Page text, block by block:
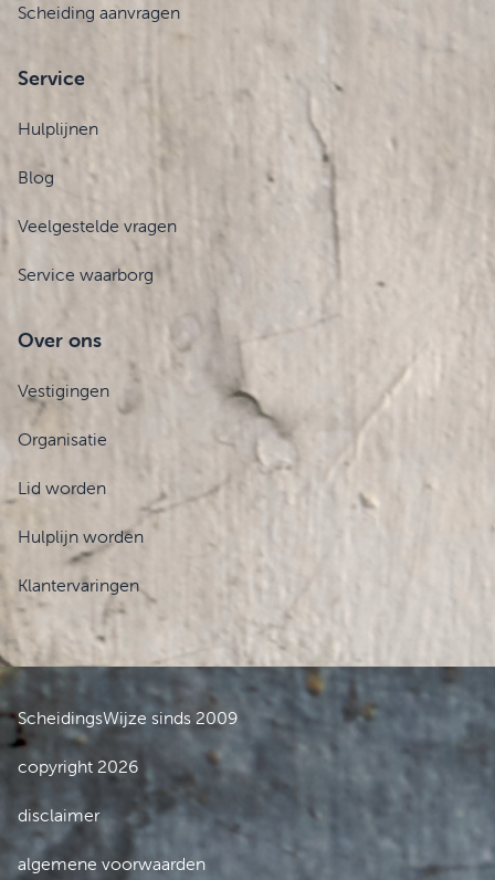
Scheiding aanvragen
Service
Hulplijnen
Blog
Veelgestelde vragen
Service waarborg
Over ons
Vestigingen
Organisatie
Lid worden
Hulplijn worden
Klantervaringen
ScheidingsWijze sinds 2009
copyright 2026
disclaimer
algemene voorwaarden